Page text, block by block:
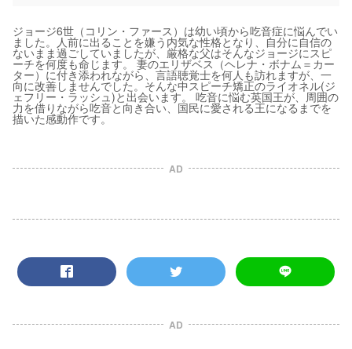
ジョージ6世（コリン・ファース）は幼い頃から吃音症に悩んでい
ました。人前に出ることを嫌う内気な性格となり、自分に自信の
ないまま過ごしていましたが、厳格な父はそんなジョージにスピ
ーチを何度も命じます。 妻のエリザベス（ヘレナ・ボナム＝カー
ター）に付き添われながら、言語聴覚士を何人も訪れますが、一
向に改善しませんでした。そんな中スピーチ矯正のライオネル(ジ
ェフリー・ラッシュ)と出会います。 吃音に悩む英国王が、周囲の
力を借りながら吃音と向き合い、国民に愛される王になるまでを
描いた感動作です。
AD
AD